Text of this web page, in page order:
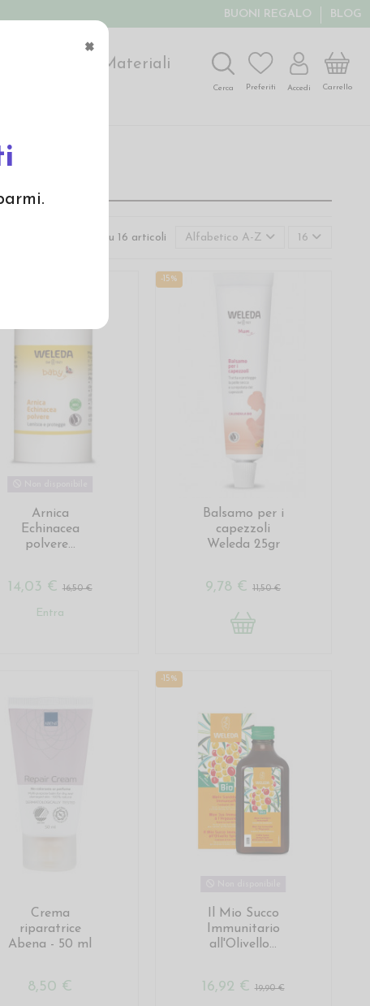
×
BUONI REGALO BLOG
Materiali
Cerca Preferiti Accedi Carrello
Visualizzati 1-16 su 16 articoli Alfabetico A-Z 16
Arnica
Echinacea
polvere...
14,03 € 16,50 €
Entra
-15%
Balsamo per i
capezzoli
Weleda 25gr
9,78 €11,50 €
Crema
riparatrice
Abena - 50 ml
8,50 €
-15%
Il Mio Succo
Immunitario
all'Olivello...
16,92 €19,90 €